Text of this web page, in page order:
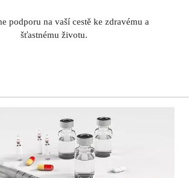
podporu na vaší cestě ke zdravému a
šťastnému životu.